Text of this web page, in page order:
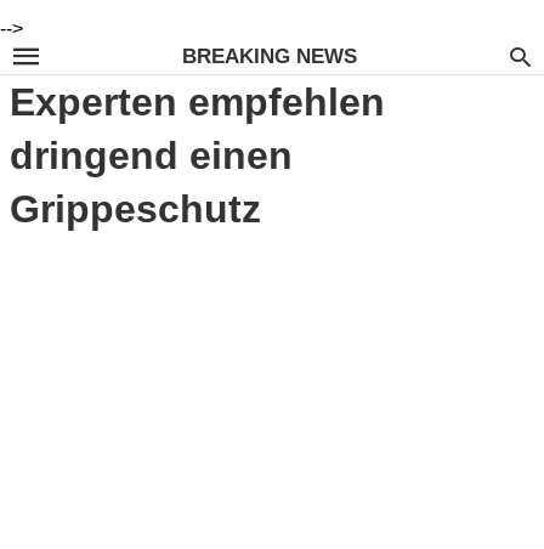
-->
BREAKING NEWS
Experten empfehlen
dringend einen
Grippeschutz